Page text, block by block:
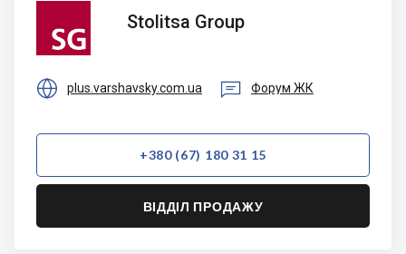
Group
Stolitsa Group
 plus.varshavsky.com.ua  Форум ЖК
+380 (67) 180 31 15
ВІДДІЛ ПРОДАЖУ